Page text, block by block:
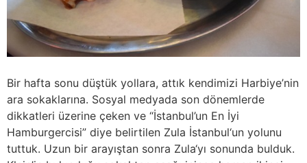
Bir hafta sonu düştük yollara, attık kendimizi Harbiye’nin
ara sokaklarına. Sosyal medyada son dönemlerde
dikkatleri üzerine çeken ve “İstanbul’un En İyi
Hamburgercisi” diye belirtilen Zula İstanbul‘un yolunu
tuttuk. Uzun bir arayıştan sonra Zula‘yı sonunda bulduk.